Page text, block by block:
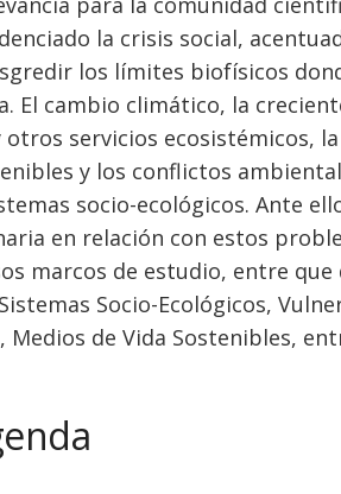
la crisis social,
los límites biofísicos
El cambio climático, la
servicios ecosistémicos,
y los conflictos
socio-ecológicos. Ante
en relación con estos
marcos de estudio, entre que
Socio-Ecológicos,
Medios de Vida Sostenibles,